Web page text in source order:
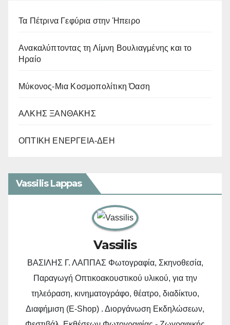
Τα Πέτρινα Γεφύρια στην Ήπειρο
Ανακαλύπτοντας τη Λίμνη Βουλιαγμένης και το
Ηραίο
Μύκονος-Μια Κοσμοπολίτικη Όαση
ΑΛΚΗΣ ΞΑΝΘΑΚΗΣ
ΟΠΤΙΚΗ ΕΝΕΡΓΕΙΑ-ΔΕΗ
Vassilis Lappas
Vassilis
ΒΑΣΙΛΗΣ Γ. ΛΑΠΠΑΣ Φωτογραφία, Σκηνοθεσία,
Παραγωγή Οπτικοακουστικού υλικού, για την
τηλεόραση, κινηματογράφο, θέατρο, διαδίκτυο,
Διαφήμιση (E-Shop) . Διοργάνωση Εκδηλώσεων,